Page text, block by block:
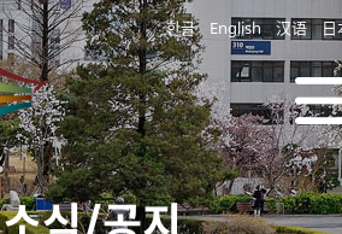
한글 English 汉语 日